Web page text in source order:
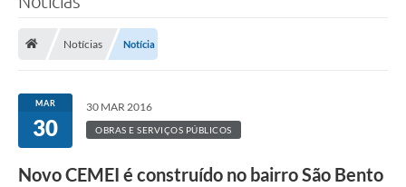
Notícias Notícia
MAR
30
30 MAR 2016
OBRAS E SERVIÇOS PÚBLICOS
Novo CEMEI é construído no bairro São Bento